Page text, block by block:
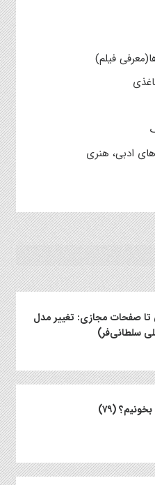
فیلم)
ادبی، هنری
تا صفحات مجازی: تغییر مدل
سلطانی‌فر)
(۷۹)